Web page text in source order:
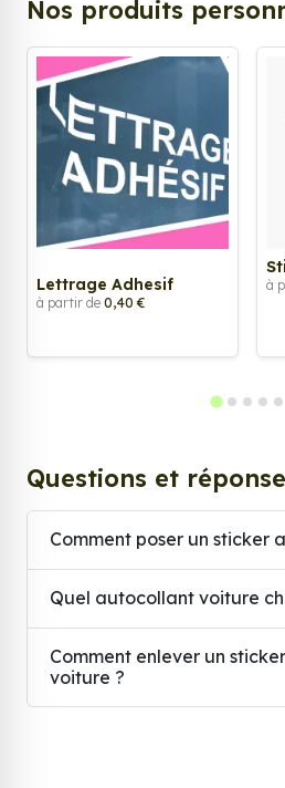
Nos produits
Lettrage Adhesif
à partir de 0,40 €
à
Questions et
Comment poser un sticker
Quel autocollant voiture
Comment enlever un
voiture ?